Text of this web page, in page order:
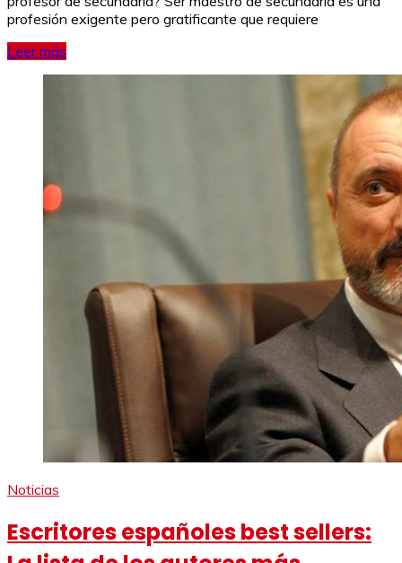
profesión exigente pero gratificante que requiere
Leer más
Noticias
Escritores españoles best sellers: